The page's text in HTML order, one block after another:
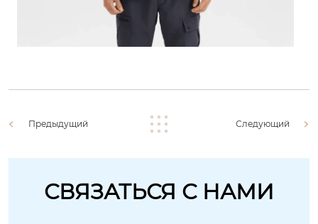
Предыдущий Следующий
СВЯЗАТЬСЯ С НАМИ